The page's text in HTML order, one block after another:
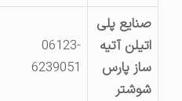
صنایع پلی
اتیلن آتیه
ساز پارس
شوشتر
06123-
6239051